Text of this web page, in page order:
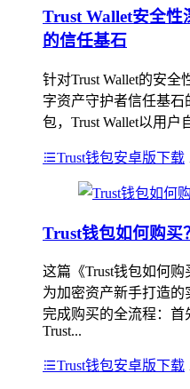
Trust Wallet安全性
的信任基石
针对Trust Wallet的安
字资产守护者信任基
包，Trust Wallet以用户
Trust钱包安卓版下载
Trust钱包如何购买
这篇《Trust钱包如何
为加密资产新手打造的
完成购买的全流程：
Trust...
Trust钱包安卓版下载